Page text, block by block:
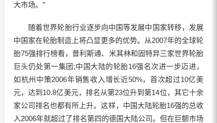
大市场。”
随着世界轮胎行业逐步向中国等发展中国家转移，发展
中国家在轮胎制造上将凸显更多的优势。从2007年的全球轮
胎75强排行榜看，普利斯通、米其林和固特异三家世界轮胎
巨头仍处第一集团;中国大陆的轮胎16强名次进一步迈进，
如杭州中策2006年销售收入增长近50%，首次超过10亿美
元，达到10.8亿美元，排名从第23位升到第14位，其它十余
家公司排名也都有所上升。这样，中国大陆轮胎16强的总收
入2006年就超过了排名第四的德国大陆公司。但在巨额市场